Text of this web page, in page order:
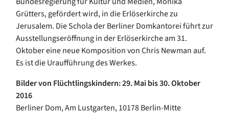
Grütters, gefördert wird, in die Erlöserkirche zu
Jerusalem. Die Schola der Berliner Domkantorei führt zur
Ausstellungseröffnung in der Erlöserkirche am 31.
Oktober eine neue Komposition von Chris Newman auf.
Es ist die Uraufführung des Werkes.
Bilder von Flüchtlingskindern: 29. Mai bis 30. Oktober
2016
Berliner Dom, Am Lustgarten, 10178 Berlin-Mitte